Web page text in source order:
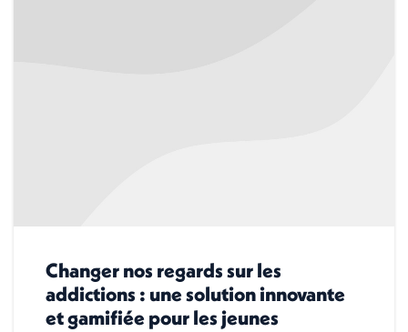
Changer nos regards sur les
addictions : une solution innovante
et gamifiée pour les jeunes